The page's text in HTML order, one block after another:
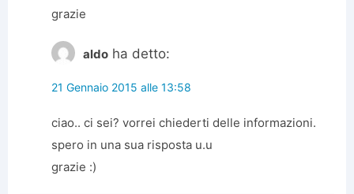
grazie
aldo ha detto:
21 Gennaio 2015 alle 13:58
ciao.. ci sei? vorrei chiederti delle informazioni.
spero in una sua risposta u.u
grazie :)